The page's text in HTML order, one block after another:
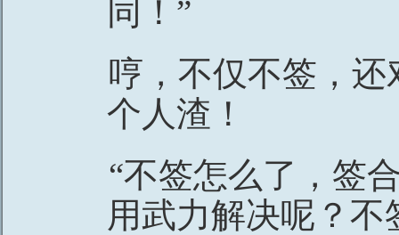
同！”
哼，不仅不签，
个人渣！
“不签怎么了，签
用武力解决呢？